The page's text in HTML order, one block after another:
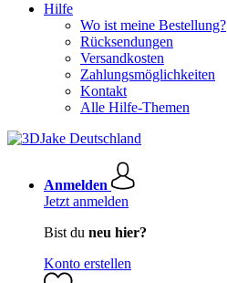
Hilfe
Wo ist meine Bestellung?
Rücksendungen
Versandkosten
Zahlungsmöglichkeiten
Kontakt
Alle Hilfe-Themen
Anmelden
Jetzt anmelden
Bist du neu hier?
Konto erstellen